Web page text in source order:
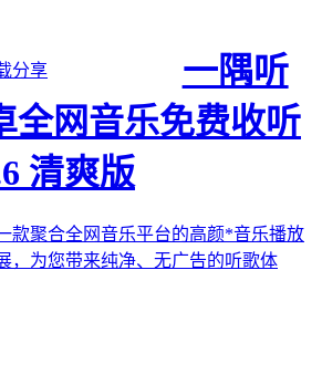
分享
一隅听
全网音乐免费收听
清爽版
款聚合全网音乐平台的高颜*音乐播放
，为您带来纯净、无广告的听歌体